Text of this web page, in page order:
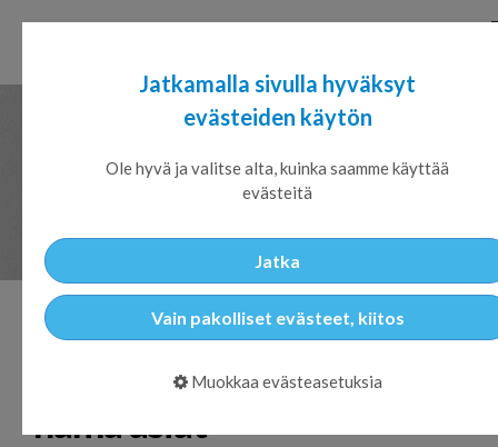
Pysy kartalla strategiasi
edistymisestä — tiedosta
nämä asiat
Jatkamalla sivulla hyväksyt
evästeiden käytön
Ole hyvä ja valitse alta, kuinka saamme käyttää
evästeitä
Jatka
Vain pakolliset evästeet, kiitos
Muokkaa evästeasetuksia